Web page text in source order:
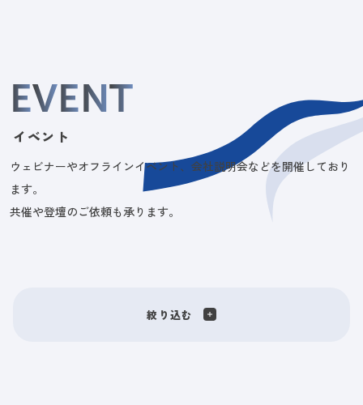
EVENT
イベント
ウェビナーやオフラインイベント、会社説明会などを開催しており
ます。
共催や登壇のご依頼も承ります。
絞り込む